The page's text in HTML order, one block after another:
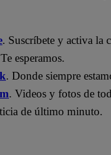
. Suscríbete y activa la
esperamos.
. Donde siempre
. Videos y fotos de
de último minuto.